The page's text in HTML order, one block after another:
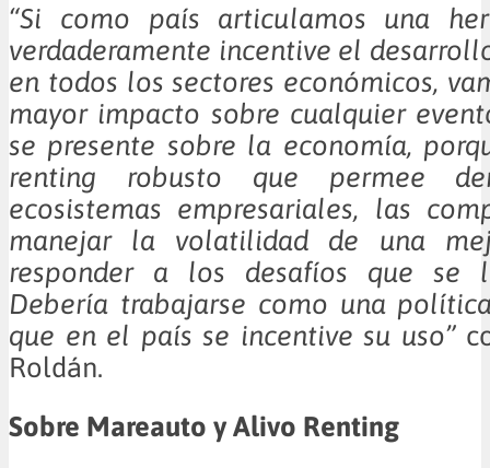
“Si como país articulamos una
verdaderamente incentive el
en todos los sectores económicos,
mayor impacto sobre cualquier
se presente sobre la economía,
renting robusto que permee
ecosistemas empresariales, las
manejar la volatilidad de una
responder a los desafíos que se
Debería trabajarse como una
que en el país se incentive su uso”
Roldán.
Sobre Mareauto y Alivo Renting